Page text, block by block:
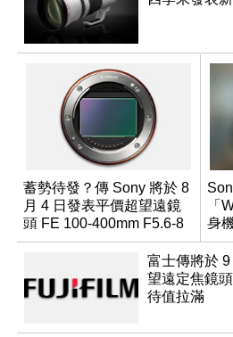
蓄勢待發？傳 Sony 將於 8
月 4 日發表平價超望遠鏡
頭 FE 100-400mm F5.6-8
「
身
成
富士傳將於
望遠定焦鏡
待值拉滿